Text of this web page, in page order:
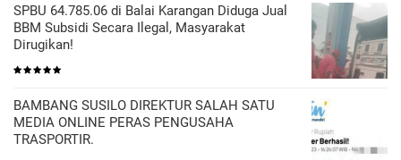
SPBU 64.785.06 di Balai Karangan Diduga Jual
BBM Subsidi Secara Ilegal, Masyarakat
Dirugikan!
BAMBANG SUSILO DIREKTUR SALAH SATU
MEDIA ONLINE PERAS PENGUSAHA
TRASPORTIR.